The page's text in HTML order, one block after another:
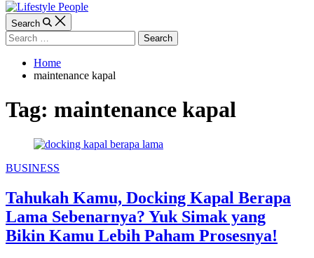
Search
Search
for:
Home
maintenance kapal
Tag: maintenance kapal
Categories
BUSINESS
Tahukah Kamu, Docking Kapal Berapa
Lama Sebenarnya? Yuk Simak yang
Bikin Kamu Lebih Paham Prosesnya!